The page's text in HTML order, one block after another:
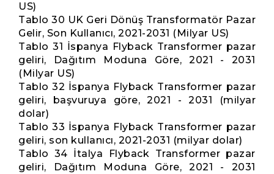
US)
Tablo 30 UK Geri Dönüş Transformatör Pazar
Gelir, Son Kullanıcı, 2021-2031 (Milyar US)
Tablo 31 İspanya Flyback Transformer pazar
geliri, Dağıtım Moduna Göre, 2021 - 2031
(Milyar US)
Tablo 32 İspanya Flyback Transformer pazar
geliri, başvuruya göre, 2021 - 2031 (milyar
dolar)
Tablo 33 İspanya Flyback Transformer pazar
geliri, son kullanıcı, 2021-2031 (milyar dolar)
Tablo 34 İtalya Flyback Transformer pazar
geliri, Dağıtım Moduna Göre, 2021 - 2031